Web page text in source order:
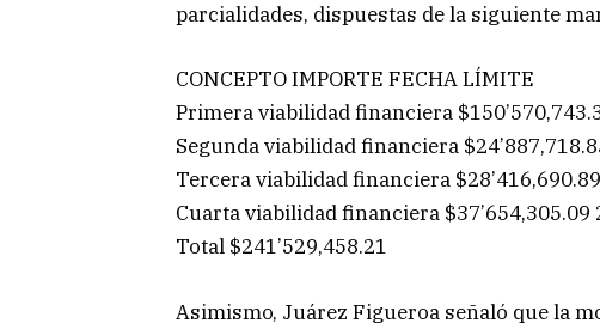
parcialidades, dispuestas de la siguiente
CONCEPTO IMPORTE FECHA LÍMITE
Primera viabilidad financiera
Segunda viabilidad financiera
Tercera viabilidad financiera
Cuarta viabilidad financiera $37’654,305.09
Total $241’529,458.21
Asimismo, Juárez Figueroa señaló que la